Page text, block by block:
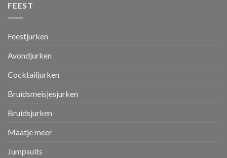
FEEST
Feestjurken
Avondjurken
Cocktailjurken
Bruidsmeisjesjurken
Bruidsjurken
Maatje meer
Jumpsuits